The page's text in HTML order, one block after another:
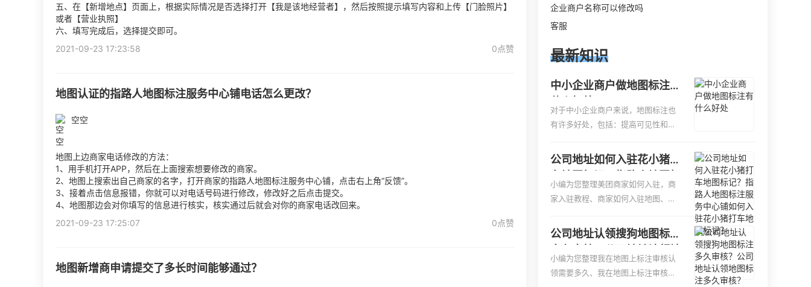
五、在【新增地点】页面上，根据实际情况是否选择打开【我是该地经营者】，然后按照提示填写内容和上传【门脸照片】
或者【营业执照】
六、填写完成后，选择提交即可。
2021-09-23 17:23:58
0点赞
地图认证的指路人地图标注服务中心铺电话怎么更改？
空空
地图上边商家电话修改的方法：
1、用手机打开APP，然后在上面搜索想要修改的商家。
2、地图上搜索出自己商家的名字，打开商家的指路人地图标注服务中心铺，点击右上角“反馈”。
3、接着点击信息报错，你就可以对电话号码进行修改，修改好之后点击提交。
4、地图那边会对你填写的信息进行核实，核实通过后就会对你的商家电话改回来。
2021-09-23 17:25:07
0点赞
地图新增商申请提交了多长时间能够通过？
企业商户名称可以修改吗
客服
最新知识
中小企业商户做地图标注有
对于中小企业商户来说，地图标注也
有许多好处，包括：提高可见性和曝
置，可以增加商户的可见性和曝光
率。当潜在客户在地图上搜索相关服
务或产品时，能够快速找到标注的商
户位置，增加商户被发现的机会。方
更容易地找到商户的实际位置。特别
是对于新客户或不熟悉该地区的客户
来说，地图标注可以提供明确的导航
指引，减少客户的迷路和浪费时间的
公司地址如何入驻花小猪打
注服务中心铺如何入驻花小
小编为您整理美团商家如何入驻，商
家入驻教程、商家如何入驻地图、如
图、家政公司如何入驻美团相关地图
标注知识，详情可查看下方正文！
公司地址认领搜狗地图标注
图标注多久审核？
小编为您整理我在地图上标注审核认
领需要多久、我在地图上标注审核认